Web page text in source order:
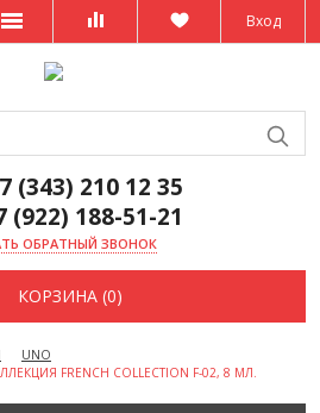
Вход
(343) 210 12 35
(922) 188-51-21
ОБРАТНЫЙ ЗВОНОК
КОРЗИНА (0)
UNO
FRENCH COLLECTION F-02, 8 МЛ.